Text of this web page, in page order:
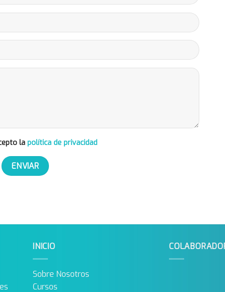
la política de privacidad
INICIO
Sobre Nosotros
Cursos